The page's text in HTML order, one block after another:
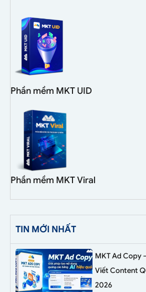
Phần mềm MKT UID
Phần mềm MKT Viral
TIN MỚI NHẤT
MKT Ad Copy
Viết Content
2026